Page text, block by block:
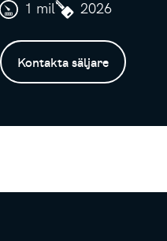
1 mil 2026
Kontakta säljare